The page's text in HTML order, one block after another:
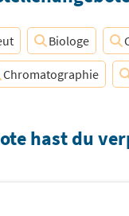
Biologe
Chromatographie
hast du